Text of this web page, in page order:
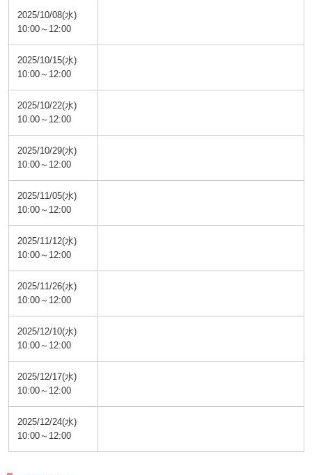
2025/10/08(水)
10:00～12:00
2025/10/15(水)
10:00～12:00
2025/10/22(水)
10:00～12:00
2025/10/29(水)
10:00～12:00
2025/11/05(水)
10:00～12:00
2025/11/12(水)
10:00～12:00
2025/11/26(水)
10:00～12:00
2025/12/10(水)
10:00～12:00
2025/12/17(水)
10:00～12:00
2025/12/24(水)
10:00～12:00